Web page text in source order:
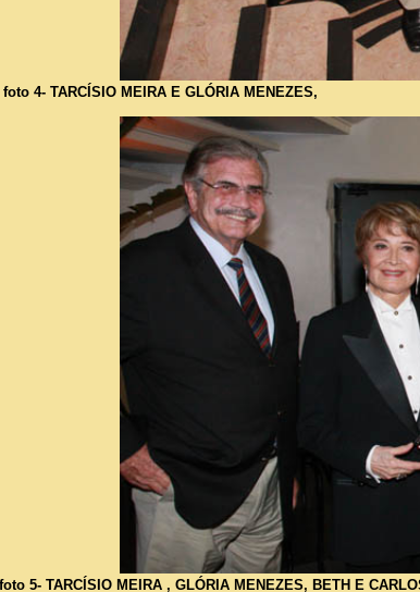
foto 4- TARCÍSIO MEIRA E GLÓRIA MENEZES,
foto 5- TARCÍSIO MEIRA , GLÓRIA MENEZES, BETH E